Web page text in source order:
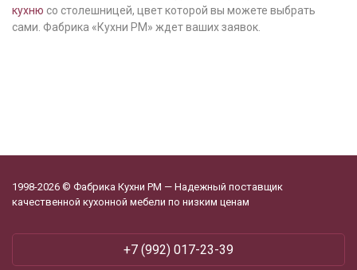
кухню со столешницей, цвет которой вы можете выбрать
сами. Фабрика «Кухни РМ» ждет ваших заявок.
1998-2026 © Фабрика Кухни РМ — Надежный поставщик
качественной кухонной мебели по низким ценам
+7 (992) 017-23-39